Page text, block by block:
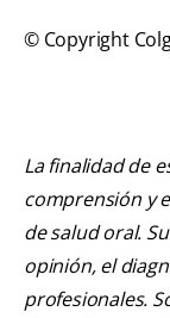
© Copyright
La finalidad de
comprensión y
de salud oral.
opinión, el
profesionales.